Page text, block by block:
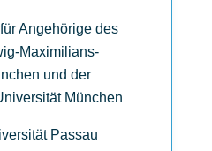
für Angehörige des
Maximilians-
und der
München
Passau